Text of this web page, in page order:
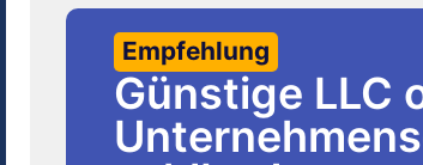
Empfehlung
Günstige LLC